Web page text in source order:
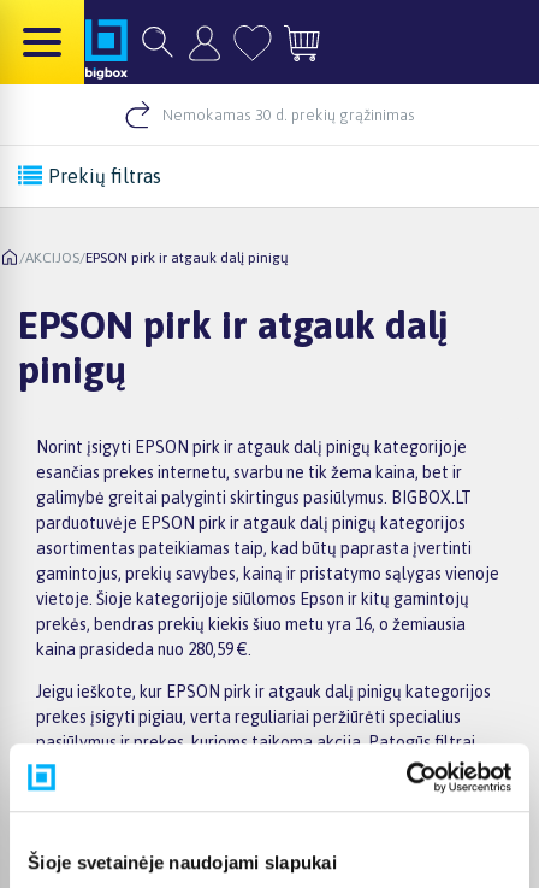
Šioje svetainėje naudojami slapukai
Nemokamas 30 d. prekių grąžinimas
Prekių filtras
/AKCIJOS/EPSON pirk ir atgauk dalį pinigų
EPSON pirk ir atgauk dalį
pinigų
Norint įsigyti EPSON pirk ir atgauk dalį pinigų kategorijoje
esančias prekes internetu, svarbu ne tik žema kaina, bet ir
galimybė greitai palyginti skirtingus pasiūlymus. BIGBOX.LT
parduotuvėje EPSON pirk ir atgauk dalį pinigų kategorijos
asortimentas pateikiamas taip, kad būtų paprasta įvertinti
gamintojus, prekių savybes, kainą ir pristatymo sąlygas vienoje
vietoje. Šioje kategorijoje siūlomos Epson ir kitų gamintojų
prekės, bendras prekių kiekis šiuo metu yra 16, o žemiausia
kaina prasideda nuo 280,59 €.
Jeigu ieškote, kur EPSON pirk ir atgauk dalį pinigų kategorijos
prekes įsigyti pigiau, verta reguliariai peržiūrėti specialius
pasiūlymus ir prekes, kurioms taikoma akcija. Patogūs filtrai
padeda susiaurinti pasirinkimą pagal gamintoją, kainą, savybes
ar kitus aktualius kriterijus, todėl greičiau rasite jūsų poreikius
atitinkantį variantą. Prekės puslapyje pateikiama išsamesnė
terminą ir kitas pirkimo sąlygas.